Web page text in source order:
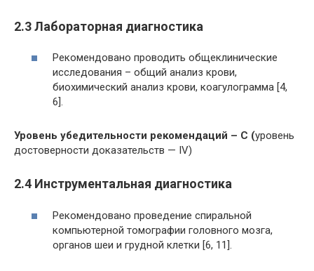
2.3 Лабораторная диагностика
Рекомендовано проводить общеклинические
исследования – общий анализ крови,
биохимический анализ крови, коагулограмма [4,
6].
Уровень убедительности рекомендаций – C (уровень
достоверности доказательств — IV)
2.4 Инструментальная диагностика
Рекомендовано проведение спиральной
компьютерной томографии головного мозга,
органов шеи и грудной клетки [6, 11].